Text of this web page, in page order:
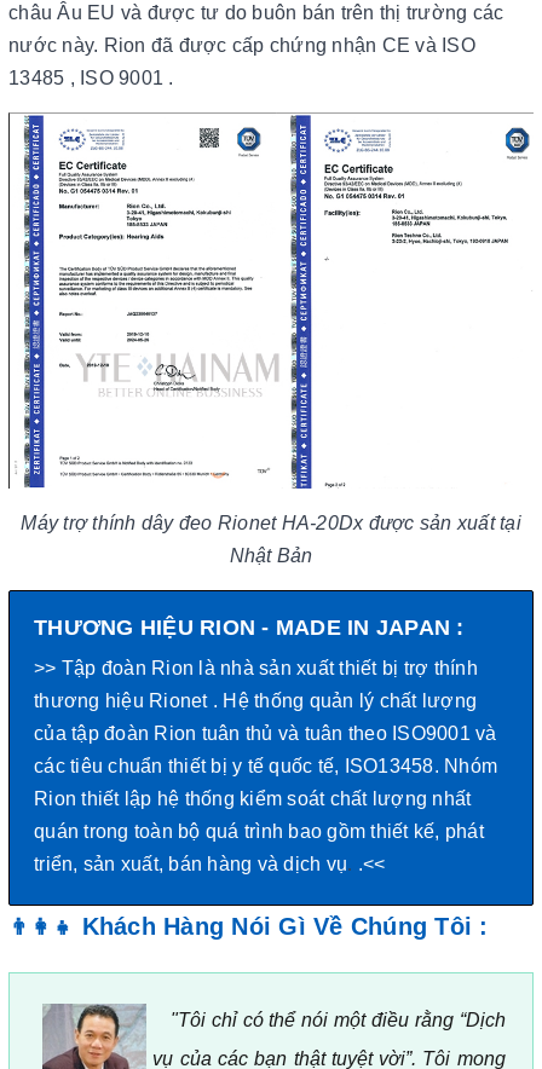
châu Âu EU và được tư do buôn bán trên thị trường các
nước này. Rion đã được cấp chứng nhận CE và ISO
13485 , ISO 9001 .
Máy trợ thính dây đeo Rionet HA-20Dx được sản xuất tại
Nhật Bản
THƯƠNG HIỆU RION - MADE IN JAPAN :
>> Tập đoàn Rion là nhà sản xuất thiết bị trợ thính
thương hiệu Rionet . Hệ thống quản lý chất lượng
của tập đoàn Rion tuân thủ và tuân theo ISO9001 và
các tiêu chuẩn thiết bị y tế quốc tế, ISO13458. Nhóm
Rion thiết lập hệ thống kiểm soát chất lượng nhất
quán trong toàn bộ quá trình bao gồm thiết kế, phát
triển, sản xuất, bán hàng và dịch vụ. .<<
👨‍👩‍👧 Khách Hàng Nói Gì Về Chúng Tôi :
"Tôi chỉ có thể nói một điều rằng “Dịch
vụ của các bạn thật tuyệt vời”. Tôi mong